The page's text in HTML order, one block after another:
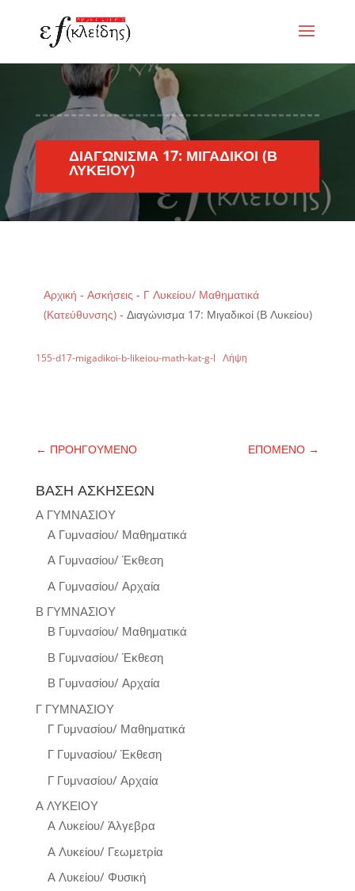
ΔΙΑΓΏΝΙΣΜΑ 17: ΜΙΓΑΔΙΚΟΊ (Β
ΛΥΚΕΊΟΥ)
Αρχική - Ασκήσεις - Γ Λυκείου/ Μαθηματικά
(Κατεύθυνσης)- Διαγώνισμα 17: Μιγαδικοί (Β Λυκείου)
155-d17-migadikoi-b-likeiou-math-kat-g-l Λήψη
← ΠΡΟΗΓΟΥΜΕΝΟ ΕΠΟΜΕΝΟ →
ΒΑΣΗ ΑΣΚΗΣΕΩΝ
Α ΓΥΜΝΑΣΙΟΥ
Α Γυμνασίου/ Μαθηματικά
Α Γυμνασίου/ Έκθεση
Α Γυμνασίου/ Αρχαία
Β ΓΥΜΝΑΣΙΟΥ
Β Γυμνασίου/ Μαθηματικά
Β Γυμνασίου/ Έκθεση
Β Γυμνασίου/ Αρχαία
Γ ΓΥΜΝΑΣΙΟΥ
Γ Γυμνασίου/ Μαθηματικά
Γ Γυμνασίου/ Έκθεση
Γ Γυμνασίου/ Αρχαία
Α ΛΥΚΕΙΟΥ
Α Λυκείου/ Άλγεβρα
Α Λυκείου/ Γεωμετρία
Α Λυκείου/ Φυσική